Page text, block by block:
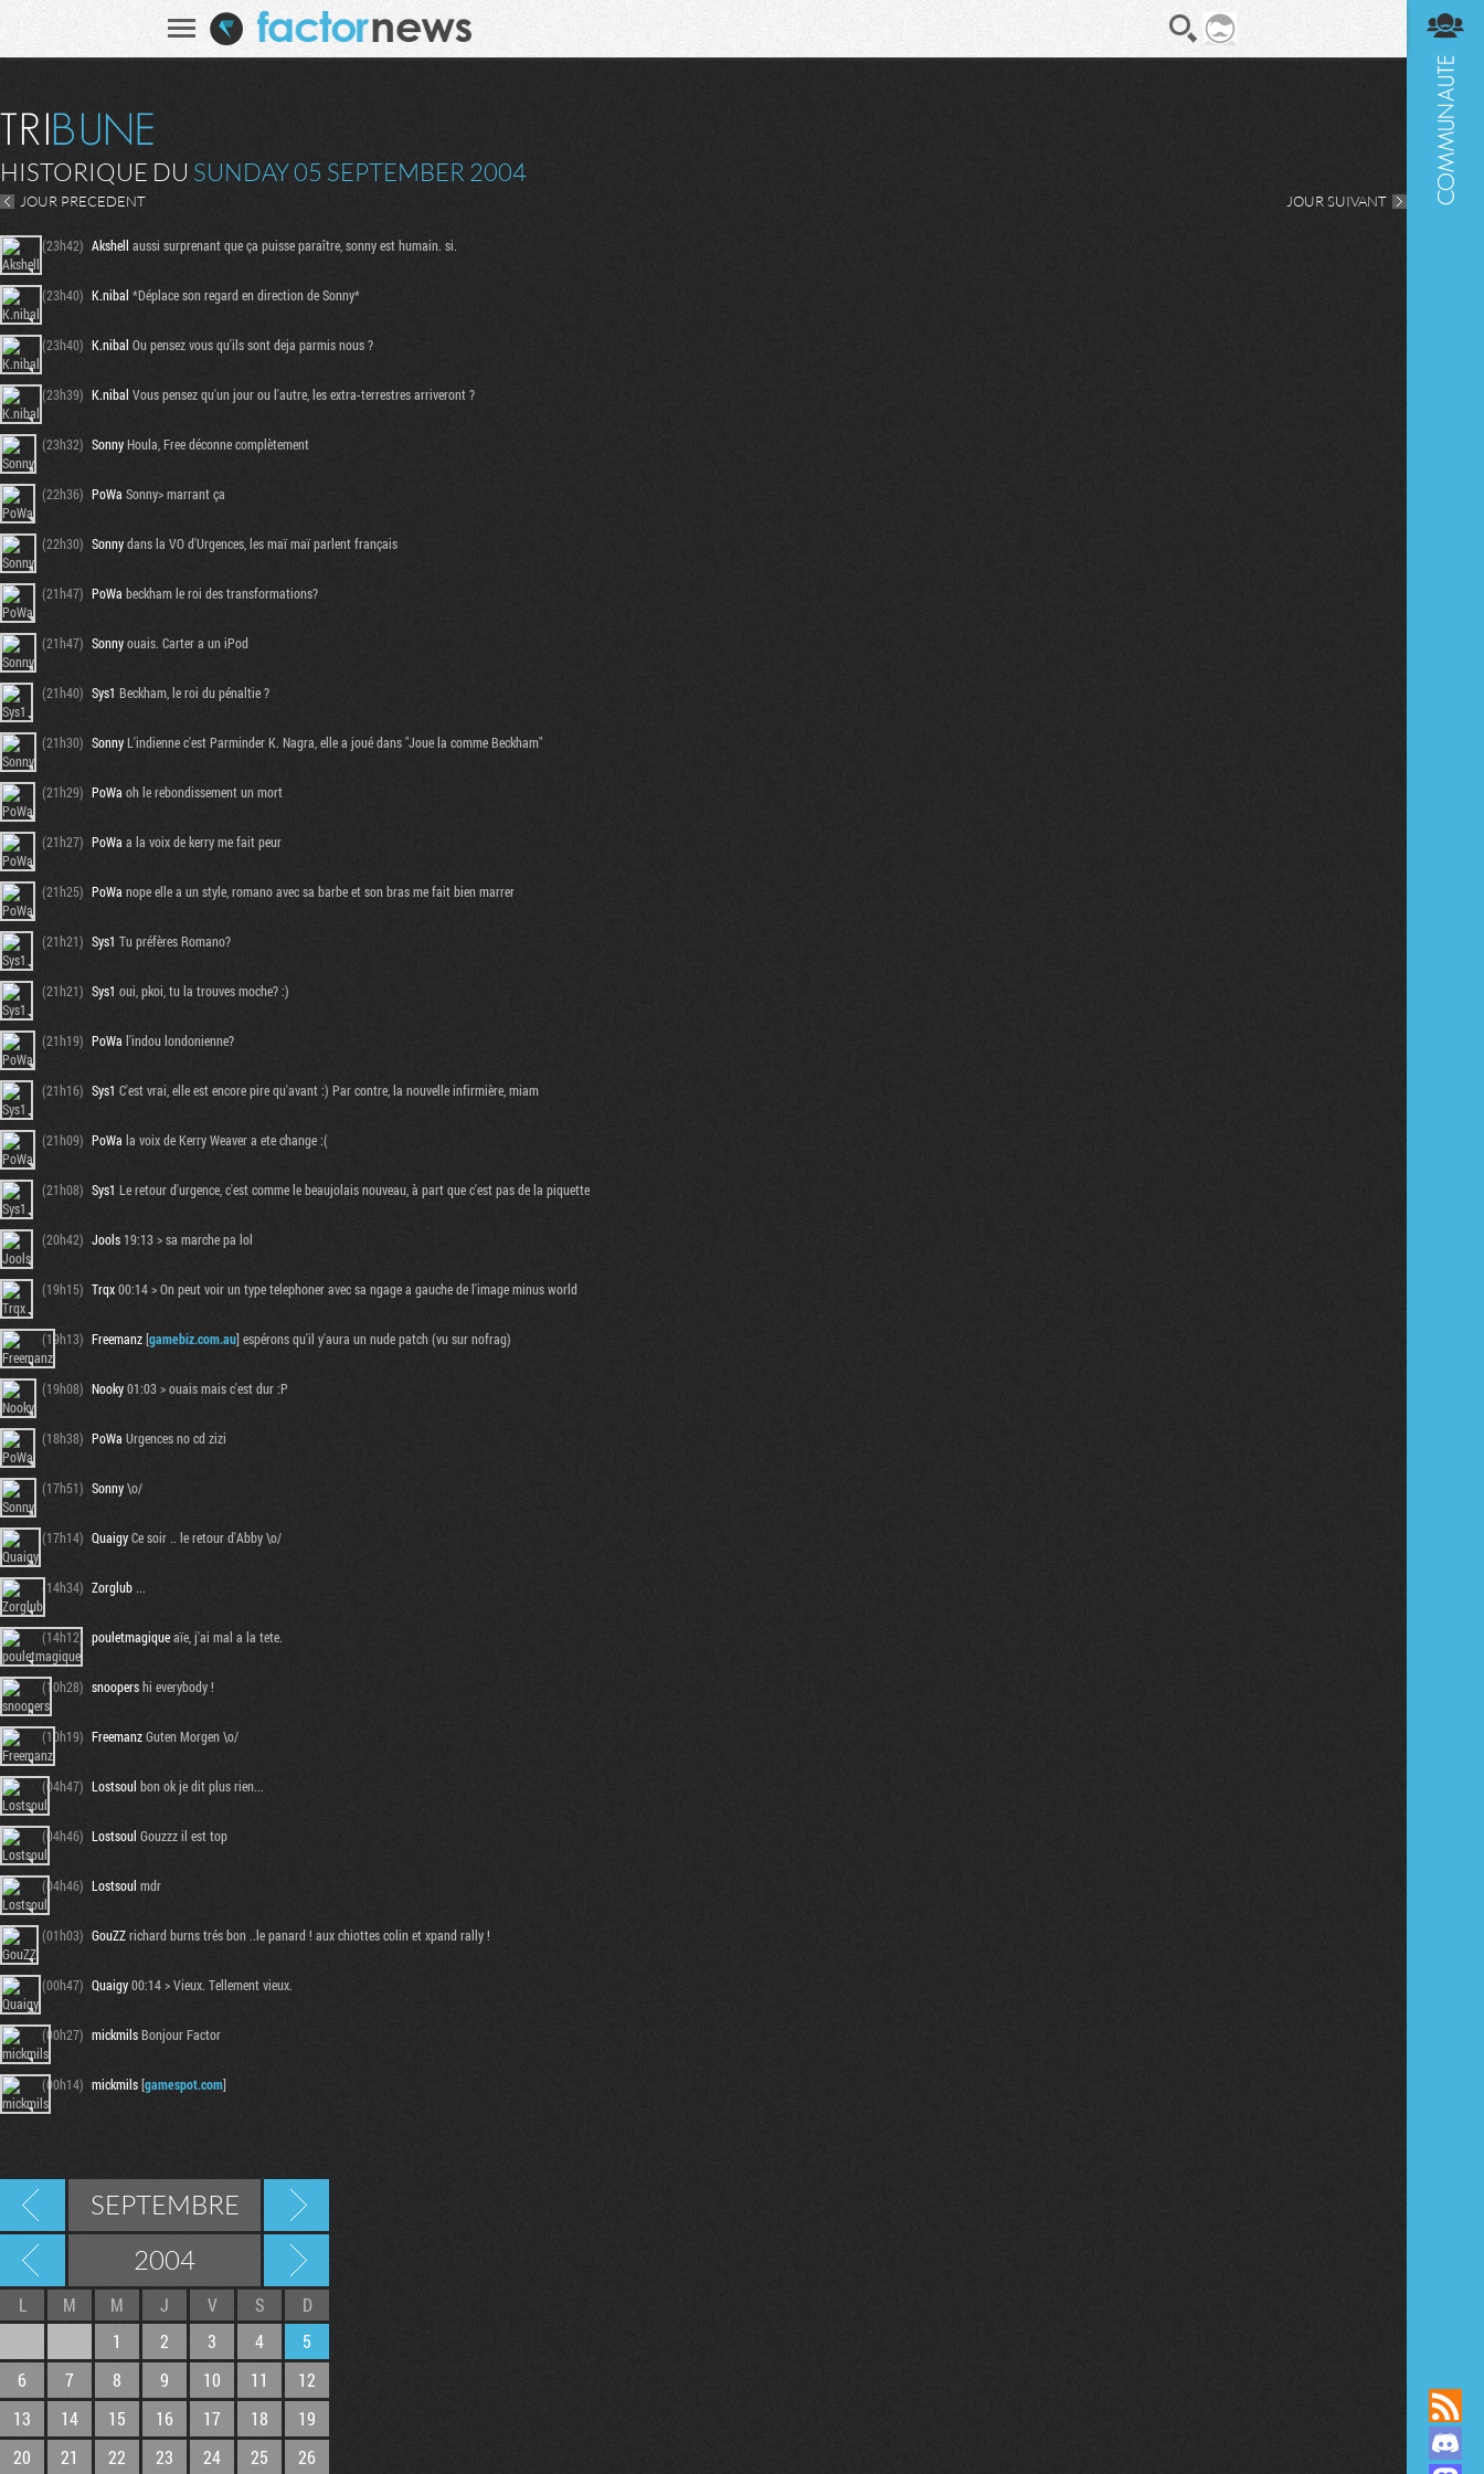
HISTORIQUE DU SUNDAY 05 SEPTEMBER 2004
JOUR PRECEDENT JOUR SUIVANT
(23h42) Akshell aussi surprenant que ça puisse paraître, sonny est humain. si.
(23h40) K.nibal *Déplace son regard en direction de Sonny*
(23h40) K.nibal Ou pensez vous qu'ils sont deja parmis nous ?
(23h39) K.nibal Vous pensez qu'un jour ou l'autre, les extra-terrestres arriveront ?
(23h32) SonnyHoula, Free déconne complètement
(22h36) PoWa Sonny> marrant ça
(22h30) Sonnydans la VO d'Urgences, les maï maï parlent français
(21h47) PoWa beckham le roi des transformations?
(21h47) Sonnyouais. Carter a un iPod
(21h40) Sys1 Beckham, le roi du pénaltie ?
(21h30) Sonny L'indienne c'est Parminder K. Nagra, elle a joué dans "Joue la comme Beckham"
(21h29) PoWa oh le rebondissement un mort
(21h27) PoWa a la voix de kerry me fait peur
(21h25) PoWa nope elle a un style, romano avec sa barbe et son bras me fait bien marrer
(21h21) Sys1 Tu préfères Romano?
(21h21) Sys1 oui, pkoi, tu la trouves moche? :)
(21h19) PoWa l'indou londonienne?
(21h16) Sys1 C'est vrai, elle est encore pire qu'avant :) Par contre, la nouvelle infirmière, miam
(21h09) PoWa la voix de Kerry Weaver a ete change :(
(21h08) Sys1 Le retour d'urgence, c'est comme le beaujolais nouveau, à part que c'est pas de la piquette
(20h42) Jools19:13 > sa marche pa lol
(19h15) Trqx00:14 > On peut voir un type telephoner avec sa ngage a gauche de l'image minus world
(19h13) Freemanz[gamebiz.com.au] espérons qu'il y'aura un nude patch (vu sur nofrag)
(19h08) Nooky01:03 > ouais mais c'est dur :P
(18h38) PoWa Urgences no cd zizi
(17h51) Sonny\o/
(17h14) QuaigyCe soir .. le retour d'Abby \o/
(14h34) Zorglub ...
(14h12) pouletmagiqueaïe, j'ai mal a la tete.
(10h28) snoopershi everybody !
(10h19) FreemanzGuten Morgen \o/
(04h47) Lostsoul bon ok je dit plus rien...
(04h46) Lostsoul Gouzzz il est top
(04h46) Lostsoul mdr
(01h03) GouZZrichard burns trés bon ..le panard ! aux chiottes colin et xpand rally !
(00h47) Quaigy00:14 > Vieux. Tellement vieux.
(00h27) mickmilsBonjour Factor
(00h14) mickmils[gamespot.com]
SEPTEMBRE
2004
L M M J V S
D
1
2 3 4
5
6
7 8 9 10 11
12
13
14 15 16 17 18
19
20
21 22 23 24 25 26